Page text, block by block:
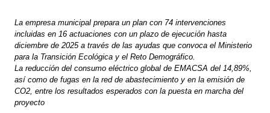
La empresa municipal prepara un plan con 74 intervenciones
incluidas en 16 actuaciones con un plazo de ejecución hasta
diciembre de 2025 a través de las ayudas que convoca el Ministerio
para la Transición Ecológica y el Reto Demográfico.
La reducción del consumo eléctrico global de EMACSA del 14,89%,
así como de fugas en la red de abastecimiento y en la emisión de
CO2, entre los resultados esperados con la puesta en marcha del
proyecto